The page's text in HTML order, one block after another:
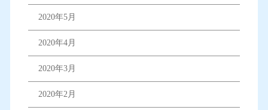
2020年5月
2020年4月
2020年3月
2020年2月